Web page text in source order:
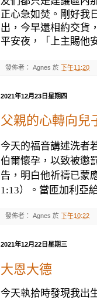
正心急如焚。剛好我
出，今早還相約交貨
平安夜，「上主賜他
發佈者： Agnes 於 下午11:20
2021年12月23日星期四
父親的心轉向兒
今天的福音講述洗者
伯爾懷孕，以致被懲
告，明白他祈禱已蒙
1:13）。當匝加利亞
發佈者： Agnes 於 下午10:22
2021年12月22日星期三
大恩大德
今天執拾時發現我出